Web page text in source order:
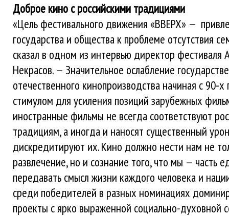
Доброе кино с российскими традициями
«Цель фестивального движения «ВВЕРХ» —
государства и общества к проблеме отсутствия
сказал в одном из интервью директор фестиваля
Некрасов. — Значительное ослабление
отечественного кинопроизводства начиная с 90-х
стимулом для усиления позиций зарубежных
иностранные фильмы не всегда соответствуют
традициям, а иногда и наносят существенный
дискредитируют их. Кино должно нести нам не
развлечение, но и сознание того, что мы — часть
передавать смысл жизни каждого человека и
среди победителей в разных номинациях
проекты с ярко выраженной социально-духовной